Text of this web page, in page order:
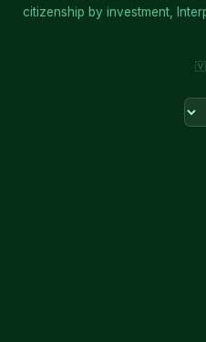
citizenship by investment,